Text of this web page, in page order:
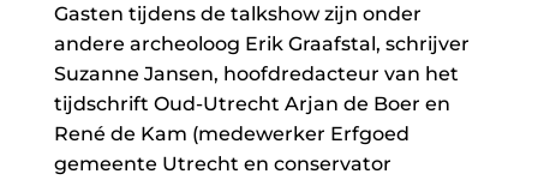
Gasten tijdens de talkshow zijn onder
andere archeoloog Erik Graafstal, schrijver
Suzanne Jansen, hoofdredacteur van het
tijdschrift Oud-Utrecht Arjan de Boer en
René de Kam (medewerker Erfgoed
gemeente Utrecht en conservator